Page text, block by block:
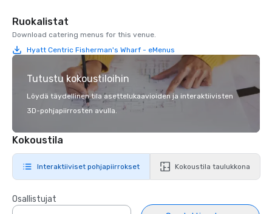
Ruokalistat
Download catering menus for this venue.
Hyatt Centric Fisherman's Wharf - eMenus
Tutustu kokoustiloihin
Löydä täydellinen tila asettelukaavioiden ja interaktiivisten
3D-pohjapiirrosten avulla.
Kokoustila
Interaktiiviset pohjapiirrokset Kokoustila taulukkona
Osallistujat